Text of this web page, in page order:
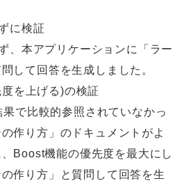
に検証
、本アプリケーションに「ラー
して回答を生成しました。
を上げる)の検証
で比較的参照されていなかっ
作り方」のドキュメントがよ
Boost機能の優先度を最大にし
作り方」と質問して回答を生